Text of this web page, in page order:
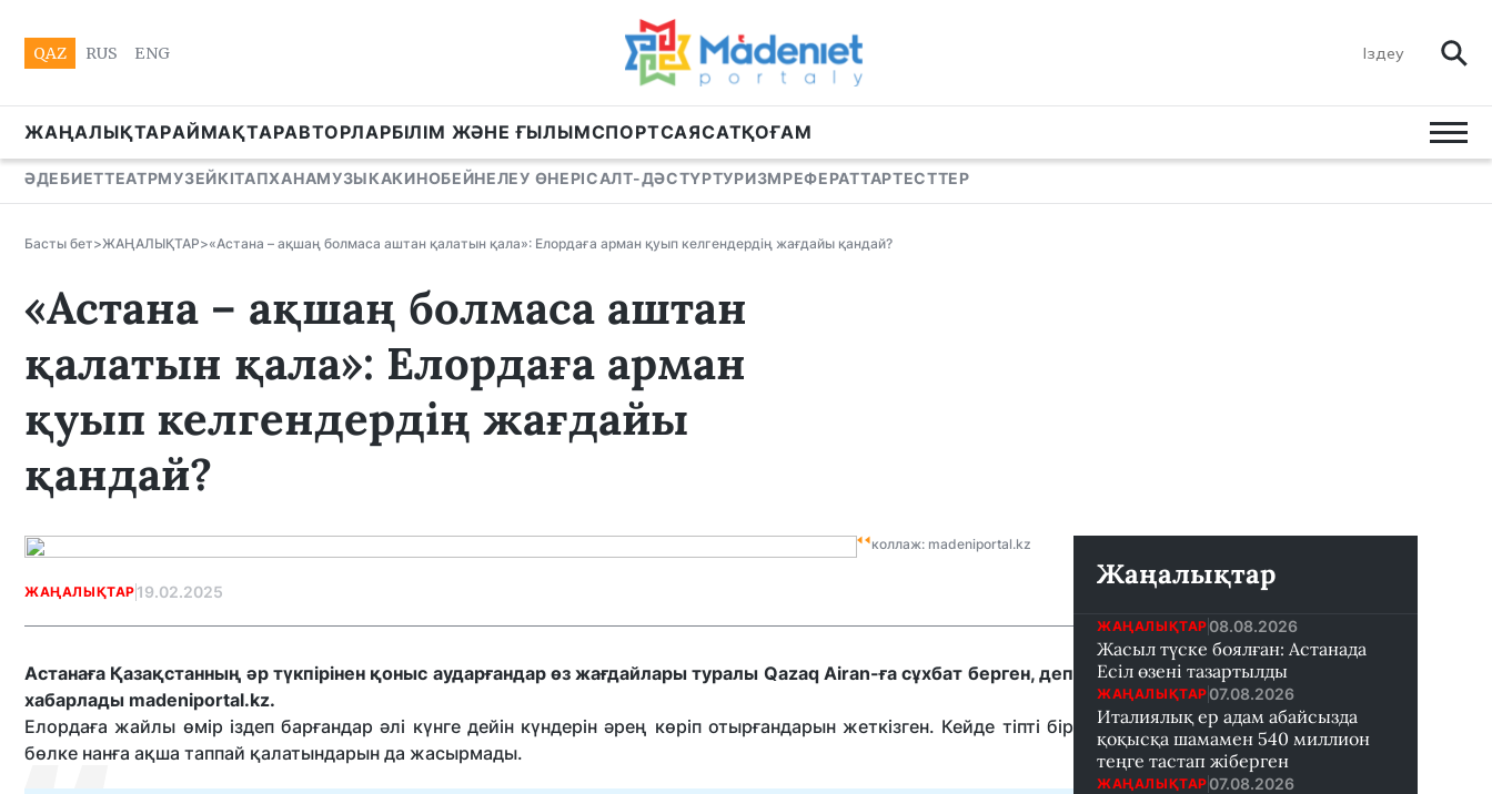
QAZ RUS ENG
ЖАҢАЛЫҚТАРАЙМАҚТАРАВТОРЛАРБІЛІМ ЖӘНЕ ҒЫЛЫМСПОРТСАЯСАТҚОҒАМ
ӘДЕБИЕТТЕАТРМУЗЕЙКІТАПХАНАМУЗЫКАКИНОБЕЙНЕЛЕУ ӨНЕРІСАЛТ-ДӘСТҮРТУРИЗМРЕФЕРАТТАРТЕСТТЕР
Басты бет>ЖАҢАЛЫҚТАР>«Астана – ақшаң болмаса аштан қалатын қала»: Елордаға арман қуып келгендердің жағдайы қандай?
«Астана – ақшаң болмаса аштан
қалатын қала»: Елордаға арман
қуып келгендердің жағдайы
қандай?
коллаж: madeniportal.kz
ЖАҢАЛЫҚТАР 19.02.2025
Астанаға Қазақстанның әр түкпірінен қоныс аударғандар өз жағдайлары туралы Qazaq Airan-ға сұхбат берген, деп
хабарлады madeniportal.kz.
Елордаға жайлы өмір іздеп барғандар әлі күнге дейін күндерін әрең көріп отырғандарын жеткізген. Кейде тіпті бір
бөлке нанға ақша таппай қалатындарын да жасырмады.
Жаңалықтар
ЖАҢАЛЫҚТАР 08.08.2026
Жасыл түске боялған: Астанада
Есіл өзені тазартылды
ЖАҢАЛЫҚТАР 07.08.2026
Италиялық ер адам абайсызда
қоқысқа шамамен 540 миллион
теңге тастап жіберген
ЖАҢАЛЫҚТАР 07.08.2026